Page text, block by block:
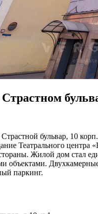
бульвар, 10
Театрального
Жилой дом стал
объектами.
паркинг.